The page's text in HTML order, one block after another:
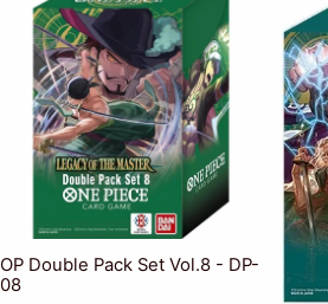
OP Double Pack Set Vol.8 - DP-
08